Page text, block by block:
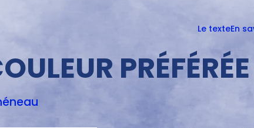
Le texteEn
PRÉFÉRÉE